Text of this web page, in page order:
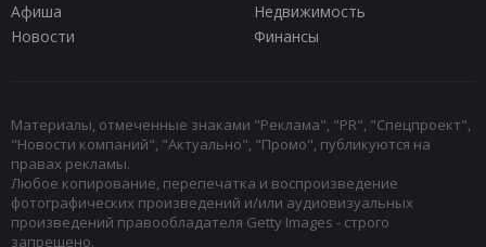
Афиша
Недвижимость
Новости
Финансы
Материалы, отмеченные знаками "Реклама", "PR", "Спецпроект",
"Новости компаний", "Актуально", "Промо", публикуются на
правах рекламы.
Любое копирование, перепечатка и воспроизведение
фотографических произведений и/или аудиовизуальных
произведений правообладателя Getty Images - строго
запрещено.